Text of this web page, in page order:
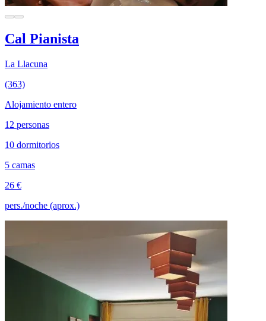
Cal Pianista
La Llacuna
(363)
Alojamiento entero
12 personas
10 dormitorios
5 camas
26 €
pers./noche (aprox.)